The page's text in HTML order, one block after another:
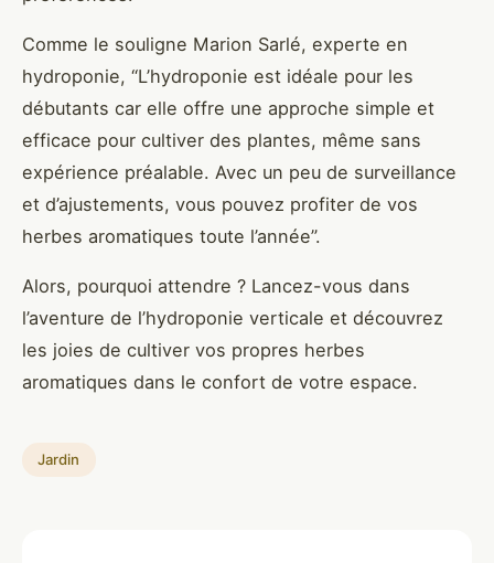
Comme le souligne Marion Sarlé, experte en
hydroponie, “L’hydroponie est idéale pour les
débutants car elle offre une approche simple et
efficace pour cultiver des plantes, même sans
expérience préalable. Avec un peu de surveillance
et d’ajustements, vous pouvez profiter de vos
herbes aromatiques toute l’année”.
Alors, pourquoi attendre ? Lancez-vous dans
l’aventure de l’hydroponie verticale et découvrez
les joies de cultiver vos propres herbes
aromatiques dans le confort de votre espace.
Jardin